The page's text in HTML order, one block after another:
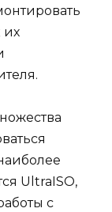
их
UltraISO,
с